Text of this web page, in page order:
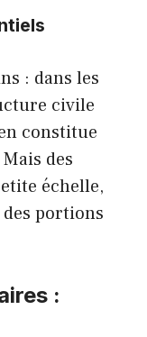
: dans les
civile
constitue
des
échelle,
des portions
: